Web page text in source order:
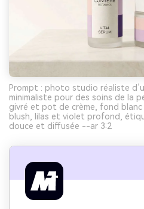
Prompt : photo studio réaliste
minimaliste pour des soins de la
givré et pot de crème, fond
blush, lilas et violet profond,
douce et diffusée --ar 3:2